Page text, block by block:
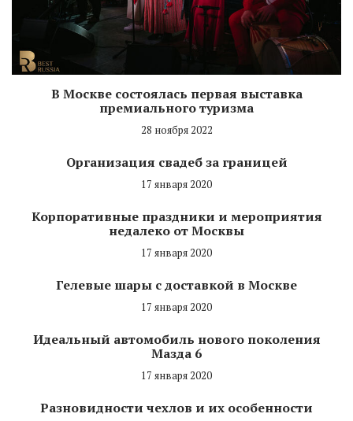
В Москве состоялась первая выставка
премиального туризма
28 ноября 2022
Организация свадеб за границей
17 января 2020
Корпоративные праздники и мероприятия
недалеко от Москвы
17 января 2020
Гелевые шары с доставкой в Москве
17 января 2020
Идеальный автомобиль нового поколения
Мазда 6
17 января 2020
Разновидности чехлов и их особенности